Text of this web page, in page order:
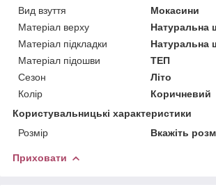
Вид взуття
Мокасини
Матеріал верху
Натуральна
Матеріал підкладки
Натуральна
Матеріал підошви
ТЕП
Сезон
Літо
Колір
Коричневий
Користувальницькі характеристики
Розмір
Вкажіть
Приховати